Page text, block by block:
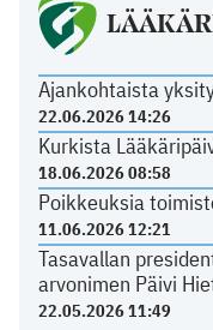
Ajankohtaista
22.06.2026 14:26
Kurkista
18.06.2026 08:58
Poikkeuksia
11.06.2026 12:21
Tasavallan
arvonimen Päivi
22.05.2026 11:49